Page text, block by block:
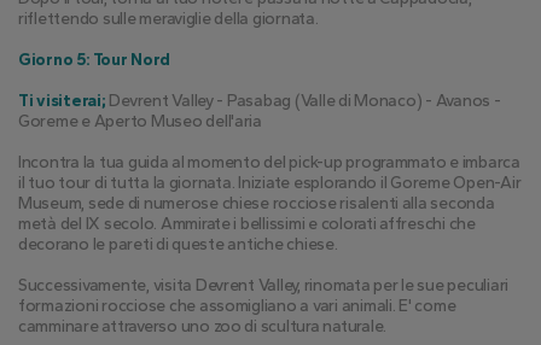
riflettendo sulle meraviglie della giornata.
Giorno 5: Tour Nord
Ti visiterai; Devrent Valley - Pasabag (Valle di Monaco) - Avanos -
Goreme e Aperto Museo dell'aria
Incontra la tua guida al momento del pick-up programmato e imbarca
il tuo tour di tutta la giornata. Iniziate esplorando il Goreme Open-Air
Museum, sede di numerose chiese rocciose risalenti alla seconda
metà del IX secolo. Ammirate i bellissimi e colorati affreschi che
decorano le pareti di queste antiche chiese.
Successivamente, visita Devrent Valley, rinomata per le sue peculiari
formazioni rocciose che assomigliano a vari animali. E' come
camminare attraverso uno zoo di scultura naturale.